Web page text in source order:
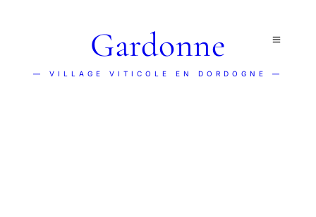
Gardonne
— VILLAGE VITICOLE EN DORDOGNE —